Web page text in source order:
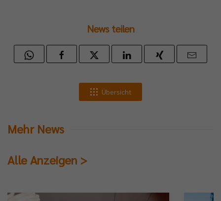
News teilen
Übersicht
Mehr News
Alle Anzeigen >